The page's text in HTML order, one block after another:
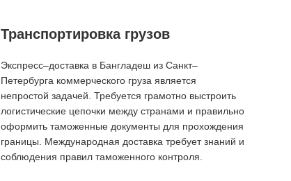
Транспортировка грузов
Экспресс–доставка в Бангладеш из Санкт–
Петербурга коммерческого груза является
непростой задачей. Требуется грамотно выстроить
логистические цепочки между странами и правильно
оформить таможенные документы для прохождения
границы. Международная доставка требует знаний и
соблюдения правил таможенного контроля.